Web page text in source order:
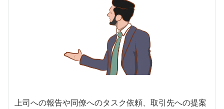
上司への報告や同僚へのタスク依頼、取引先への提案